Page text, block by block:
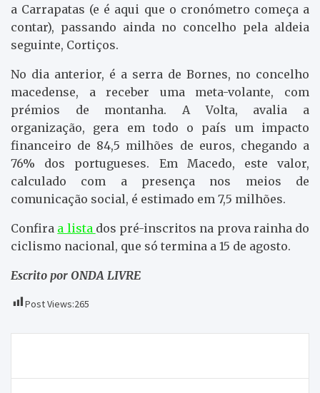
a Carrapatas (e é aqui que o cronómetro começa a
contar), passando ainda no concelho pela aldeia
seguinte, Cortiços.
No dia anterior, é a serra de Bornes, no concelho
macedense, a receber uma meta-volante, com
prémios de montanha. A Volta, avalia a
organização, gera em todo o país um impacto
financeiro de 84,5 milhões de euros, chegando a
76% dos portugueses. Em Macedo, este valor,
calculado com a presença nos meios de
comunicação social, é estimado em 7,5 milhões.
Confira a lista dos pré-inscritos na prova rainha do
ciclismo nacional, que só termina a 15 de agosto.
Escrito por ONDA LIVRE
Post Views:265